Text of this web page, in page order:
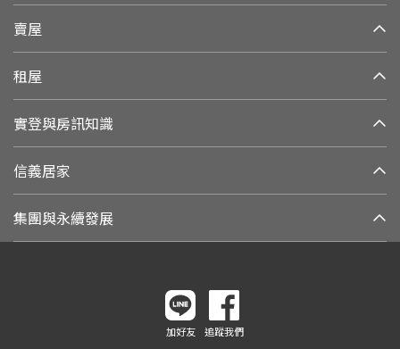
賣屋
租屋
實登與房訊知識
信義居家
集團與永續發展
加好友 追蹤我們